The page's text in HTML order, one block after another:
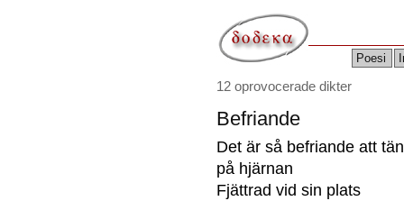
Poesi
12 oprovocerade dikter
Befriande
Det är så befriande att
på hjärnan
Fjättrad vid sin plats